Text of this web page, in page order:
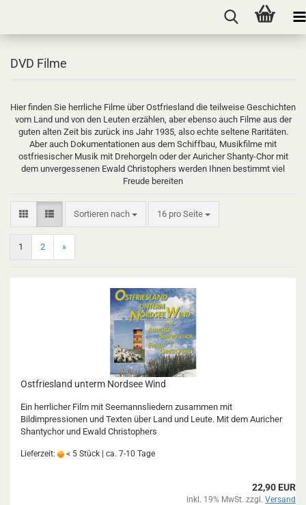
DVD Filme
Hier finden Sie herrliche Filme über Ostfriesland die teilweise Geschichten
vom Land und von den Leuten erzählen, aber ebenso auch Filme aus der
guten alten Zeit bis zurück ins Jahr 1935, also echte seltene Raritäten.
Aber auch Dokumentationen aus dem Schiffbau, Musikfilme mit
ostfriesischer Musik mit Drehorgeln oder der Auricher Shanty-Chor mit
dem unvergessenen Ewald Christophers werden Ihnen bestimmt viel
Freude bereiten
Sortieren nach
Sortieren nach 16 pro Seite
pro Seite
1 2 »
Ostfriesland unterm Nordsee Wind
Ein herrlicher Film mit Seemannsliedern zusammen mit
Bildimpressionen und Texten über Land und Leute. Mit dem Auricher
Shantychor und Ewald Christophers
Lieferzeit: < 5 Stück | ca. 7-10 Tage
22,90 EUR
inkl. 19% MwSt. zzgl. Versand